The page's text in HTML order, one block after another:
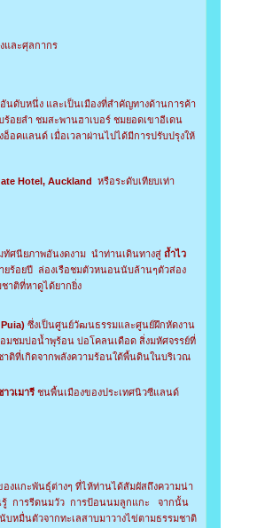
และศุลกากร
นดับหนึ่ง และเป็นเมืองที่สำคัญทางด้านการค้า
ร้อยลำ ชมสะพานฮาเบอร์ ชมยอดเขาอีเดน
อคแลนด์ เมื่อเวลาผ่านไปได้มีการปรับปรุงให้
Hotel, Auckland หรือระดับเทียบเท่า
ทัศนียภาพอันงดงาม นำท่านเดินทางสู่ ถ้ำไว
ยร้อยปี ล่องเรือชมตัวหนอนนับล้านๆตัวส่อง
าติที่หาดูได้ยากยิ่ง
ซึ่งเป็นศูนย์วัฒนธรรมและศูนย์ฝึกหัดงาน
มชมบ่อน้ำพุร้อน บ่อโคลนเดือด สิ่งมหัศจรรย์ที่
ติที่เกิดจากพลังความร้อนใต้พื้นดินในบริเวณ
วเมารี ชนพื้นเมืองของประเทศนิวซีแลนด์
องแกะพันธุ์ต่างๆ ที่ไห้ท่านได้สัมผัสถึงความน่า
รู้ การรีดนมวัว การป้อนนมลูกแกะ จากนั้น
หมื่นตัวจากทะเลสาบมาวางไข่ตามธรรมชาติ